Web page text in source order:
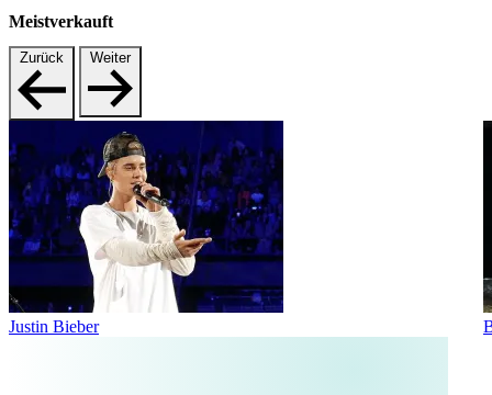
Meistverkauft
Zurück Weiter
Justin Bieber